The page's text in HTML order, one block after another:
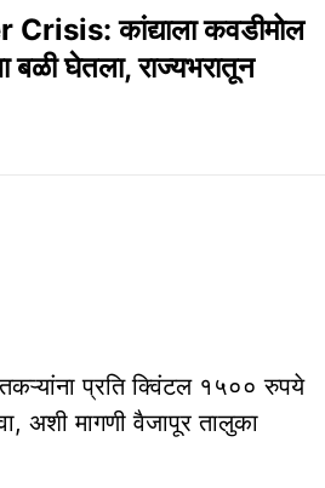
कांद्याला कवडीमोल
बळी घेतला, राज्यभरातून
प्रति क्विंटल १५०० रुपये
अशी मागणी वैजापूर तालुका